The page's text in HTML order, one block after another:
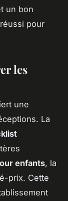
un bon
pour
les
une
La
enfants, la
prix. Cette